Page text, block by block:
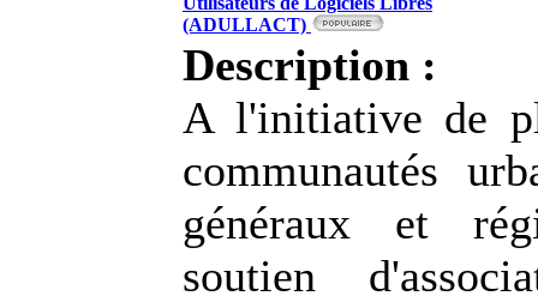
(ADULLACT)
Description :
A l'initiative de
communautés
généraux et
soutien